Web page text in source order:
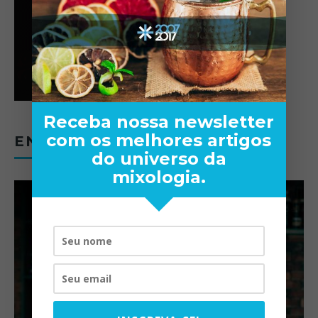
ENTREVISTAS
Receba nossa newsletter
com os melhores artigos
do universo da
mixologia.